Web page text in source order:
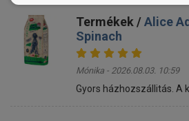
Termékek /Alice
Spinach
Mónika - 2026.08.03. 10:59
Gyors házhozszállitás. A